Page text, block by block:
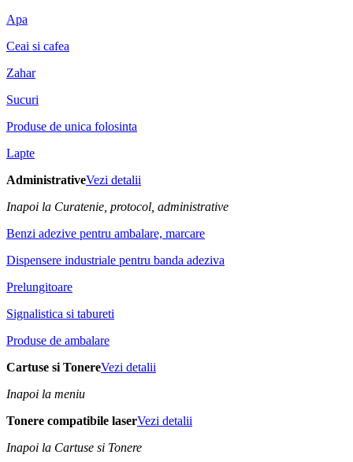
Apa
Ceai si cafea
Zahar
Sucuri
Produse de unica folosinta
Lapte
AdministrativeVezi detalii
Inapoi la Curatenie, protocol, administrative
Benzi adezive pentru ambalare, marcare
Dispensere industriale pentru banda adeziva
Prelungitoare
Signalistica si tabureti
Produse de ambalare
Cartuse si TonereVezi detalii
Inapoi la meniu
Tonere compatibile laserVezi detalii
Inapoi la Cartuse si Tonere